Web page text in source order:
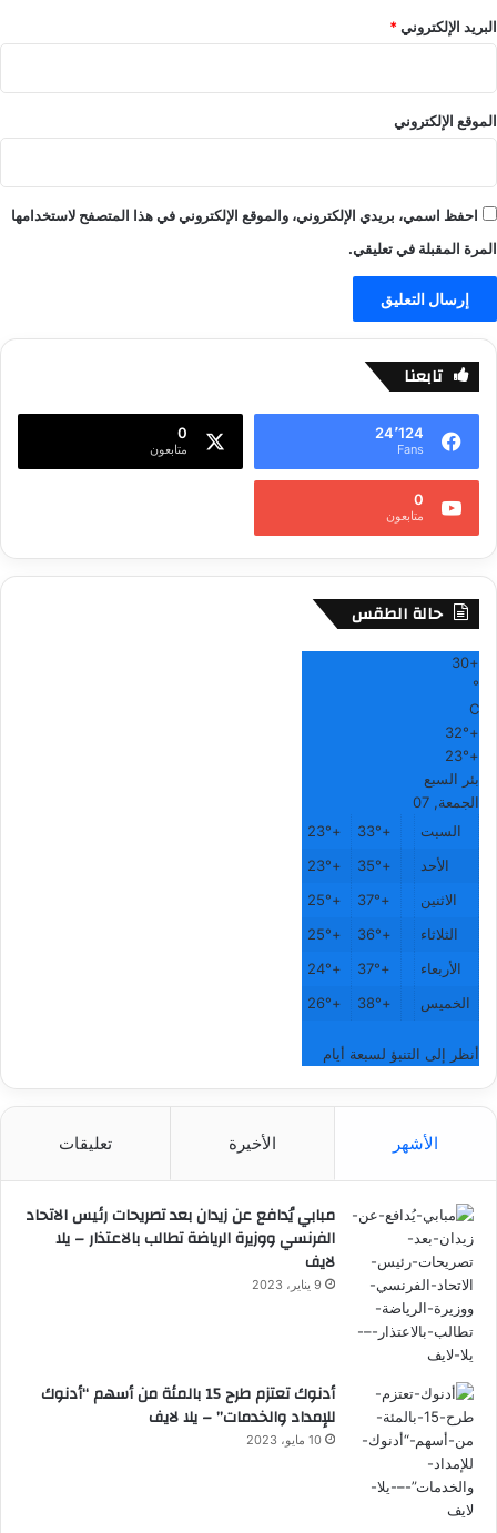
ي
ع
ا
ل
ض
ة
البريد الإلكتروني*
الموقع الإلكتروني
احفظ اسمي، بريدي الإلكتروني، والموقع الإلكتروني في هذا المتصفح لاستخدامها
المرة المقبلة في تعليقي.
تابعنا
24٬124
Fans
0
متابعون
0
متابعون
حالة الطقس
+
30
°
C
+
32°
+
23°
بئر السبع
الجمعة, 07
السبت
+
33°
+
23°
الأحد
+
35°
+
23°
الاثنين
+
37°
+
25°
الثلاثاء
+
36°
+
25°
الأربعاء
+
37°
+
24°
الخميس
+
38°
+
26°
أنظر إلى التنبؤ لسبعة أيام
الأشهر الأخيرة تعليقات
مبابي يُدافع عن زيدان بعد تصريحات رئيس الاتحاد
الفرنسي ووزيرة الرياضة تطالب بالاعتذار – يلا
لايف
9 يناير، 2023
أدنوك تعتزم طرح 15 بالمئة من أسهم “أدنوك
للإمداد والخدمات” – يلا لايف
10 مايو، 2023